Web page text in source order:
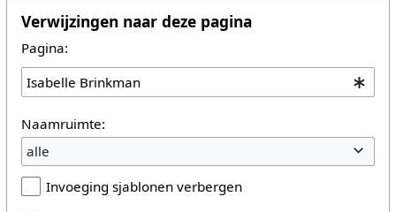
Verwijzingen naar deze pagina
Pagina:
Naamruimte:
alle
Invoeging sjablonen verbergen